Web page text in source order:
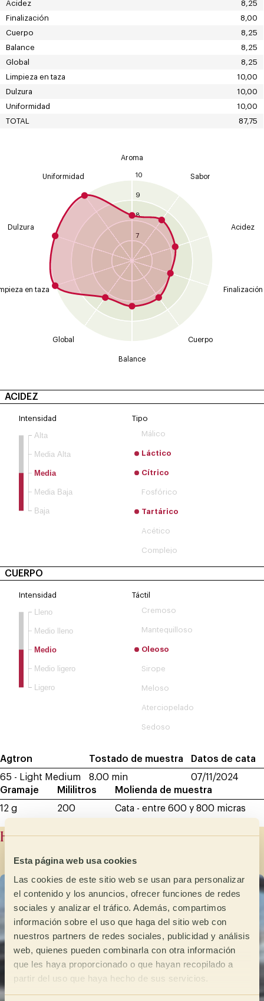
Esta página web usa cookies
Las cookies de este sitio web se usan para personalizar
el contenido y los anuncios, ofrecer funciones de redes
sociales y analizar el tráfico. Además, compartimos
información sobre el uso que haga del sitio web con
nuestros partners de redes sociales, publicidad y análisis
web, quienes pueden combinarla con otra información
que les haya proporcionado o que hayan recopilado a
partir del uso que haya hecho de sus servicios.
Acidez
8,25
Finalización
8,00
Cuerpo
8,25
Balance
8,25
Global
8,25
Limpieza en taza
10,00
Dulzura
10,00
Uniformidad
10,00
TOTAL
87,75
10
9
8
7
Aroma
Sabor
Acidez
Finalización
Cuerpo
Balance
Global
en taza
Dulzura
Uniformidad
ACIDEZ
Intensidad
Baja
Media Baja
Media
Media Alta
Alta
Tipo
Málico
Láctico
Cítrico
Fosfórico
Tartárico
Acético
Complejo
CUERPO
Intensidad
Ligero
Medio ligero
Medio
Medio lleno
Lleno
Táctil
Cremoso
Mantequilloso
Oleoso
Sirope
Meloso
Aterciopelado
Sedoso
Agtron
65 - Light Medium
Tostado de muestra
8.00 min
Datos de cata
07/11/2024
Gramaje
12 g
Mililitros
200
Molienda de muestra
Cata - entre 600 y 800 micras
Historia del productor